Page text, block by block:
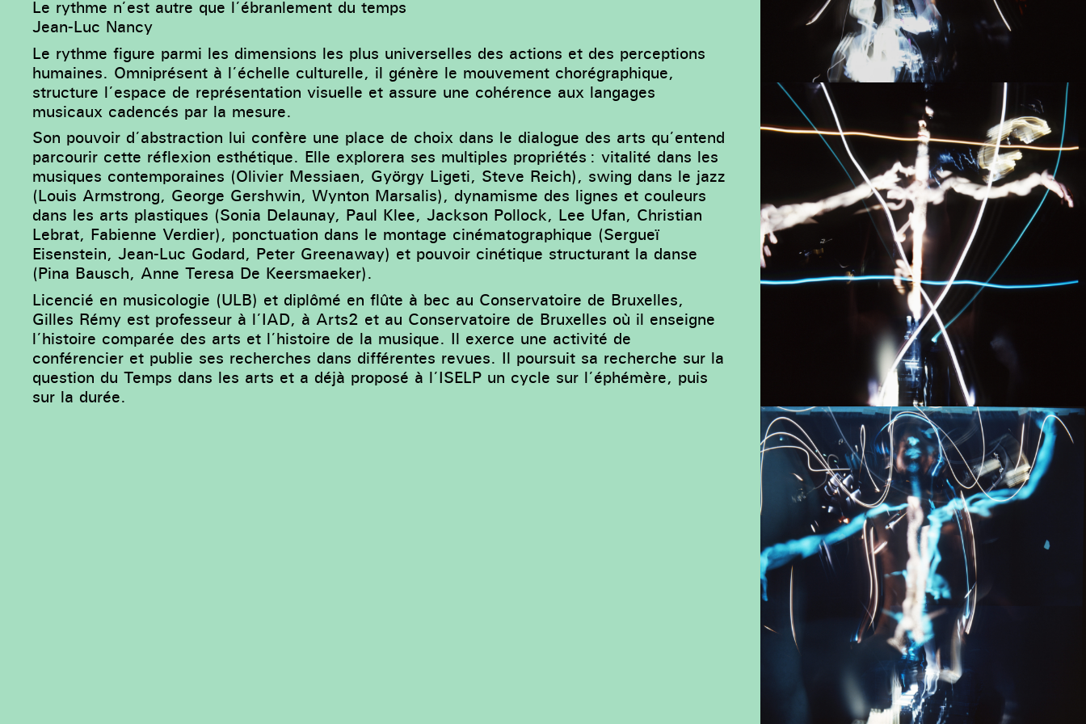
Christian Lebrat, Torse n° 5 (11), Aborigène, 1986
© Christian Lebrat - Adagp, 2022
Christian Lebrat , Torse n° 5 (3), Géométrie 1,
1986 © Christian Lebrat - Adagp, 2022
Le rythme n’est autre que l’ébranlement du temps
Jean-Luc Nancy
Le rythme figure parmi les dimensions les plus universelles des actions et des perceptions
humaines. Omniprésent à l’échelle culturelle, il génère le mouvement chorégraphique,
structure l’espace de représentation visuelle et assure une cohérence aux langages
musicaux cadencés par la mesure.
Son pouvoir d’abstraction lui confère une place de choix dans le dialogue des arts qu’entend
parcourir cette réflexion esthétique. Elle explorera ses multiples propriétés : vitalité dans les
musiques contemporaines (Olivier Messiaen, György Ligeti, Steve Reich), swing dans le jazz
(Louis Armstrong, George Gershwin, Wynton Marsalis), dynamisme des lignes et couleurs
dans les arts plastiques (Sonia Delaunay, Paul Klee, Jackson Pollock, Lee Ufan, Christian
Lebrat, Fabienne Verdier), ponctuation dans le montage cinématographique (Sergueï
Eisenstein, Jean-Luc Godard, Peter Greenaway) et pouvoir cinétique structurant la danse
(Pina Bausch, Anne Teresa De Keersmaeker).
Licencié en musicologie (ULB) et diplômé en flûte à bec au Conservatoire de Bruxelles,
Gilles Rémy est professeur à l’IAD, à Arts2 et au Conservatoire de Bruxelles où il enseigne
l’histoire comparée des arts et l’histoire de la musique. Il exerce une activité de
conférencier et publie ses recherches dans différentes revues. Il poursuit sa recherche sur la
question du Temps dans les arts et a déjà proposé à l’ISELP un cycle sur l’éphémère, puis
sur la durée.